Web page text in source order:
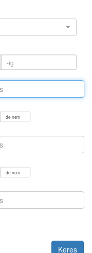
de nem
de nem